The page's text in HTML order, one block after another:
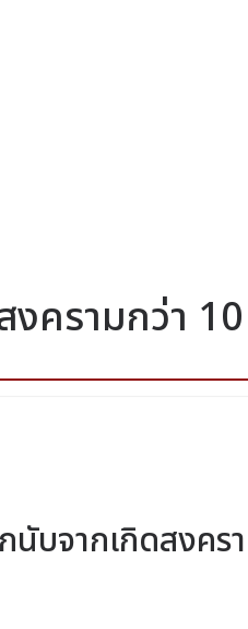
งครามกว่า
นับจากเกิดสงคร